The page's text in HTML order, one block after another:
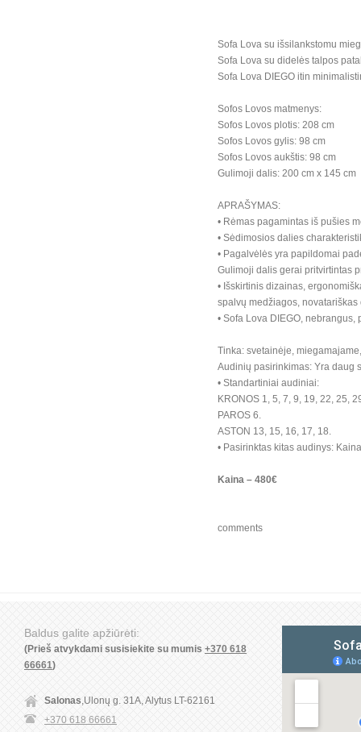
Sofa Lova su išsilankstomu
Sofa Lova su didelės talpos
Sofa Lova DIEGO itin
Sofos Lovos matmenys:
Sofos Lovos plotis: 208 cm
Sofos Lovos gylis: 98 cm
Sofos Lovos aukštis: 98 cm
Gulimoji dalis: 200 cm x 145 cm
APRAŠYMAS:
• Rėmas pagamintas iš pušies
• Sėdimosios dalies
• Pagalvėlės yra papildomai
Gulimoji dalis gerai pritvirtintas
• Išskirtinis dizainas,
spalvų medžiagos,
• Sofa Lova DIEGO, nebrangus,
Tinka: svetainėje,
Audinių pasirinkimas: Yra daug
• Standartiniai audiniai:
KRONOS 1, 5, 7, 9, 19, 22, 25,
PAROS 6.
ASTON 13, 15, 16, 17, 18.
• Pasirinktas kitas audinys:
Kaina – 480€
comments
Baldus galite apžiūrėti:
(Prieš atvykdami susisiekite su mumis +370 618
66661)
Salonas ,Ulonų g. 31A, Alytus LT-62161
+370 618 66661